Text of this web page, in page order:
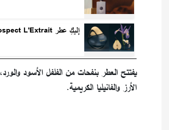
إليكِ عطر Retrospect L'Extrait من Merit
يفتتح العطر بنفحات من الفلفل الأسود
الأرز والفانيليا الكريمية.